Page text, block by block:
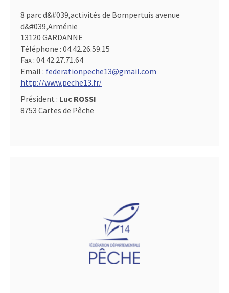
8 parc d&#039,activités de Bompertuis avenue
d&#039,Arménie
13120 GARDANNE
Téléphone : 04.42.26.59.15
Fax : 04.42.27.71.64
Email : federationpeche13@gmail.com
http://www.peche13.fr/
Président : Luc ROSSI
8753 Cartes de Pêche